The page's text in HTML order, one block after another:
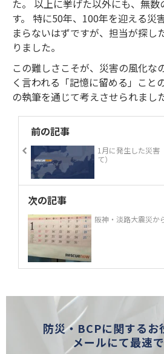
た。 以上に挙げた以外にも、無
す。 特に50年、100年を迎える災
まらないはずですが、担当が探し
りました。
この難しさこそが、災害の風化な
く言われる「記憶に留める」こと
の執筆を通じて考えさせられました
前の記事
1月に発生した災害
て）
次の記事
阪神・淡路大震災か
防災・BCPに関するお
メールにて最速